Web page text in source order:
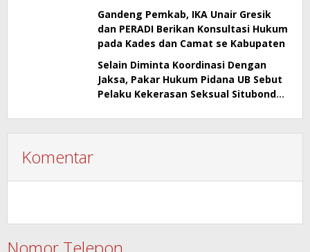
Sebut Banyak Kejanggalan
Gandeng Pemkab, IKA Unair Gresik
dan PERADI Berikan Konsultasi Hukum
pada Kades dan Camat se Kabupaten
Selain Diminta Koordinasi Dengan
Jaksa, Pakar Hukum Pidana UB Sebut
Pelaku Kekerasan Seksual Situbondo
Komentar